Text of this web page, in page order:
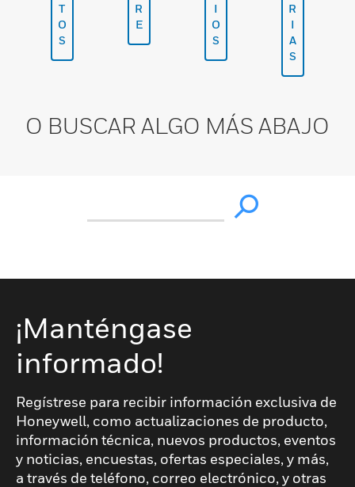
T
O
S
R
E
I
O
S
R
I
A
S
O BUSCAR ALGO MÁS ABAJO
¡Manténgase
informado!
Regístrese para recibir información exclusiva de
Honeywell, como actualizaciones de producto,
información técnica, nuevos productos, eventos
y noticias, encuestas, ofertas especiales, y más,
a través de teléfono, correo electrónico, y otras